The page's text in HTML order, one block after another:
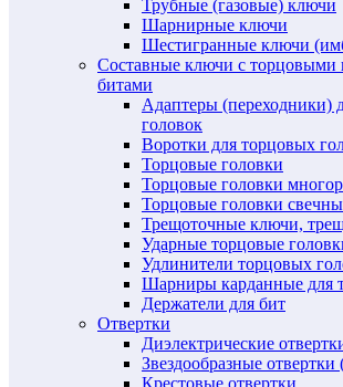
Трубные (газовые) ключи
Шарнирные ключи
Шестигранные ключи
Составные ключи с торцовыми
битами
Адаптеры (переходники)
головок
Воротки для торцовых
Торцовые головки
Торцовые головки
Торцовые головки
Трещоточные ключи,
Ударные торцовые
Удлинители торцовых
Шарниры карданные для
Держатели для бит
Отвертки
Диэлектрические
Звездообразные
Крестовые отвертки